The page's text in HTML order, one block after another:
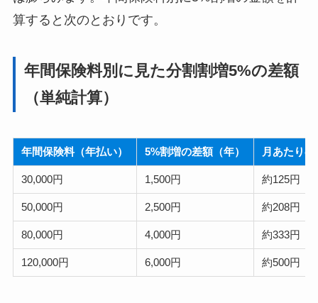
算すると次のとおりです。
年間保険料別に見た分割割増5%の差額
（単純計算）
年間保険料（年払い） 5%割増の差額（年） 月あたり
30,000円 1,500円 約125円
50,000円 2,500円 約208円
80,000円 4,000円 約333円
120,000円 6,000円 約500円